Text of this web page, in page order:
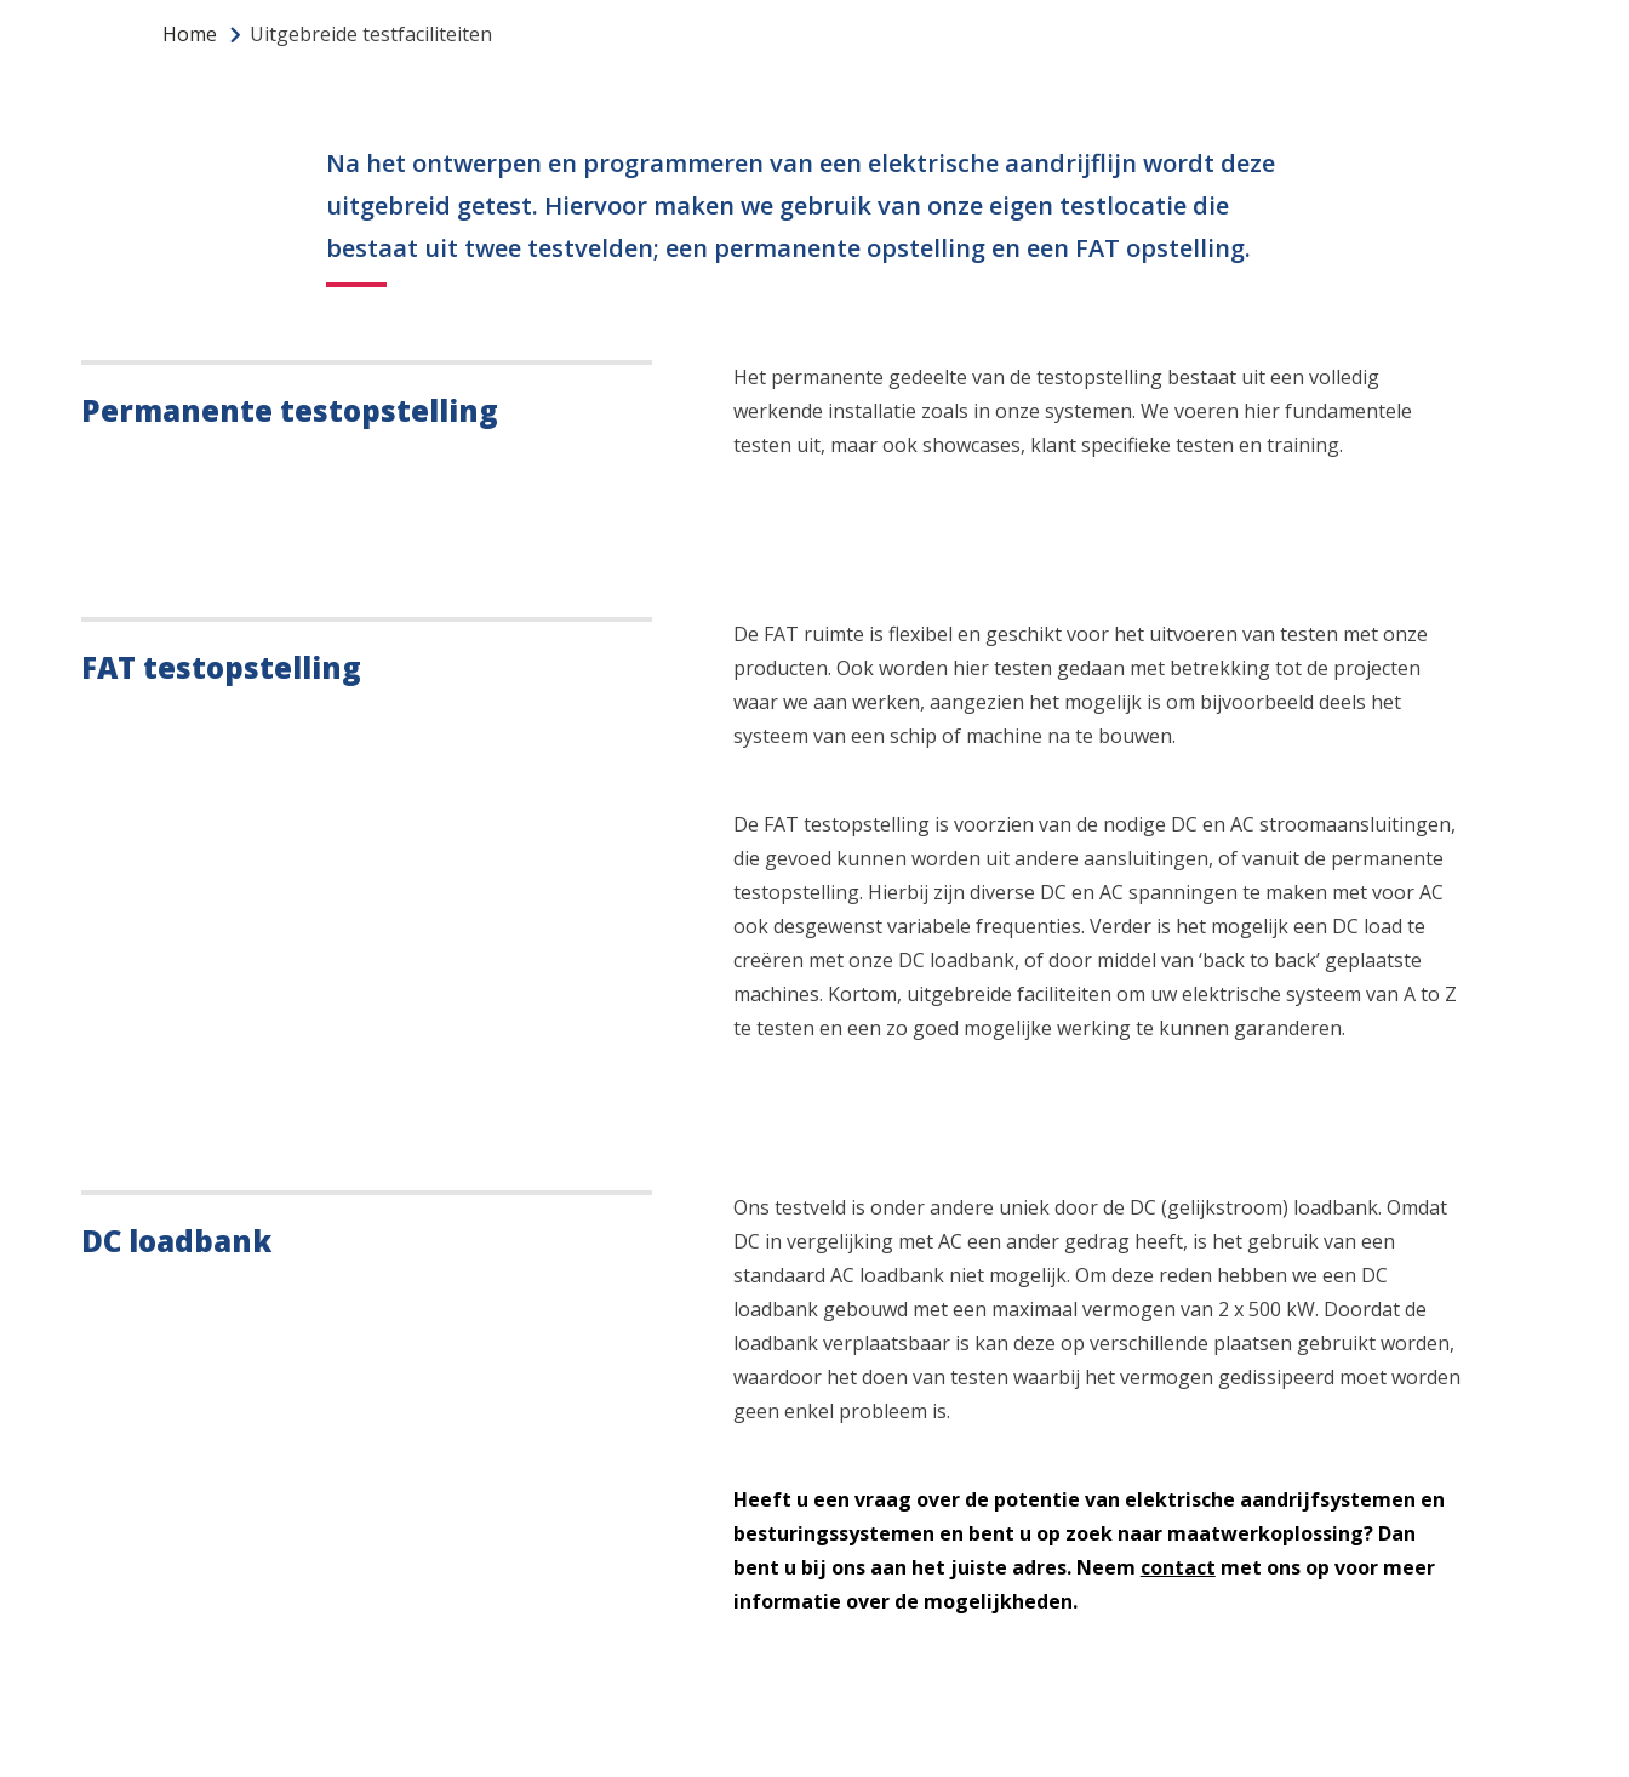
Waar ben je naar op zoek?
Home Uitgebreide testfaciliteiten
Na het ontwerpen en programmeren van een elektrische aandrijflijn wordt deze
uitgebreid getest. Hiervoor maken we gebruik van onze eigen testlocatie die
bestaat uit twee testvelden; een permanente opstelling en een FAT opstelling.
Permanente testopstelling
Het permanente gedeelte van de testopstelling bestaat uit een volledig
werkende installatie zoals in onze systemen. We voeren hier fundamentele
testen uit, maar ook showcases, klant specifieke testen en training.
FAT testopstelling
De FAT ruimte is flexibel en geschikt voor het uitvoeren van testen met onze
producten. Ook worden hier testen gedaan met betrekking tot de projecten
waar we aan werken, aangezien het mogelijk is om bijvoorbeeld deels het
systeem van een schip of machine na te bouwen.
De FAT testopstelling is voorzien van de nodige DC en AC stroomaansluitingen,
die gevoed kunnen worden uit andere aansluitingen, of vanuit de permanente
testopstelling. Hierbij zijn diverse DC en AC spanningen te maken met voor AC
ook desgewenst variabele frequenties. Verder is het mogelijk een DC load te
creëren met onze DC loadbank, of door middel van ‘back to back’ geplaatste
machines. Kortom, uitgebreide faciliteiten om uw elektrische systeem van A to Z
te testen en een zo goed mogelijke werking te kunnen garanderen.
DC loadbank
Ons testveld is onder andere uniek door de DC (gelijkstroom) loadbank. Omdat
DC in vergelijking met AC een ander gedrag heeft, is het gebruik van een
standaard AC loadbank niet mogelijk. Om deze reden hebben we een DC
loadbank gebouwd met een maximaal vermogen van 2 x 500 kW. Doordat de
loadbank verplaatsbaar is kan deze op verschillende plaatsen gebruikt worden,
waardoor het doen van testen waarbij het vermogen gedissipeerd moet worden
geen enkel probleem is.
Heeft u een vraag over de potentie van elektrische aandrijfsystemen en
besturingssystemen en bent u op zoek naar maatwerkoplossing? Dan
bent u bij ons aan het juiste adres. Neem contact met ons op voor meer
informatie over de mogelijkheden.